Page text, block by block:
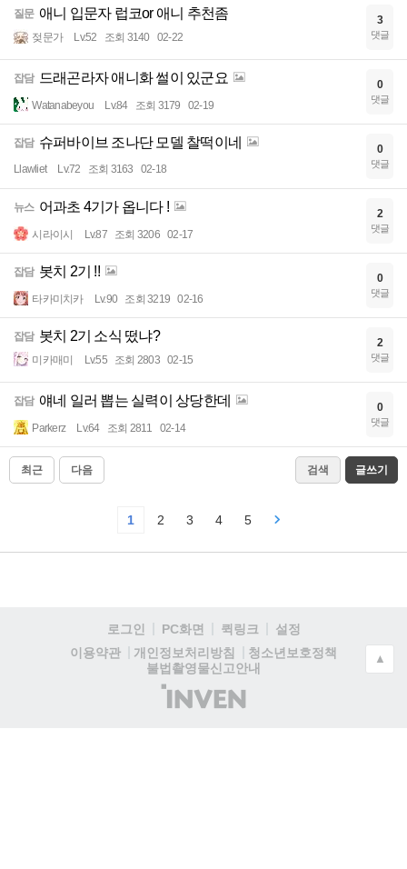
질문 애니 입문자 럽코or 애니 추천좀
젖문가 Lv.52 조회 3140 02-22
3
댓글
잡담 드래곤라자 애니화 썰이 있군요
Watanabeyou Lv.84 조회 3179 02-19
0
댓글
잡담 슈퍼바이브 조나단 모델 찰떡이네
Llawliet Lv.72 조회 3163 02-18
0
댓글
뉴스 어과초 4기가 옵니다 !
시라이시 Lv.87 조회 3206 02-17
2
댓글
잡담 봇치 2기 !!
타카미치카 Lv.90 조회 3219 02-16
0
댓글
잡담 봇치 2기 소식 떴냐?
미카매미 Lv.55 조회 2803 02-15
2
댓글
잡담 얘네 일러 뽑는 실력이 상당한데
Parkerz Lv.64 조회 2811 02-14
0
댓글
최근 다음 검색 글쓰기
1 2 3 4 5
로그인 PC화면 퀵링크
설정
이용약관
개인정보처리방침
청소년보호정책
불법촬영물신고안내
(주)
인
▲